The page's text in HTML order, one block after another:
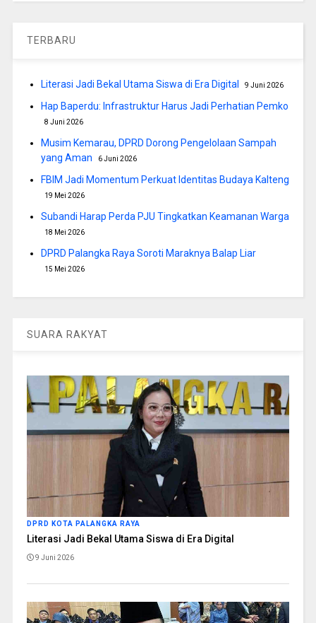
TERBARU
Literasi Jadi Bekal Utama Siswa di Era Digital 9 Juni 2026
Hap Baperdu: Infrastruktur Harus Jadi Perhatian Pemko
8 Juni 2026
Musim Kemarau, DPRD Dorong Pengelolaan Sampah
yang Aman
6 Juni 2026
FBIM Jadi Momentum Perkuat Identitas Budaya Kalteng
19 Mei 2026
Subandi Harap Perda PJU Tingkatkan Keamanan Warga
18 Mei 2026
DPRD Palangka Raya Soroti Maraknya Balap Liar
15 Mei 2026
SUARA RAKYAT
DPRD KOTA PALANGKA RAYA
Literasi Jadi Bekal Utama Siswa di Era Digital
9 Juni 2026